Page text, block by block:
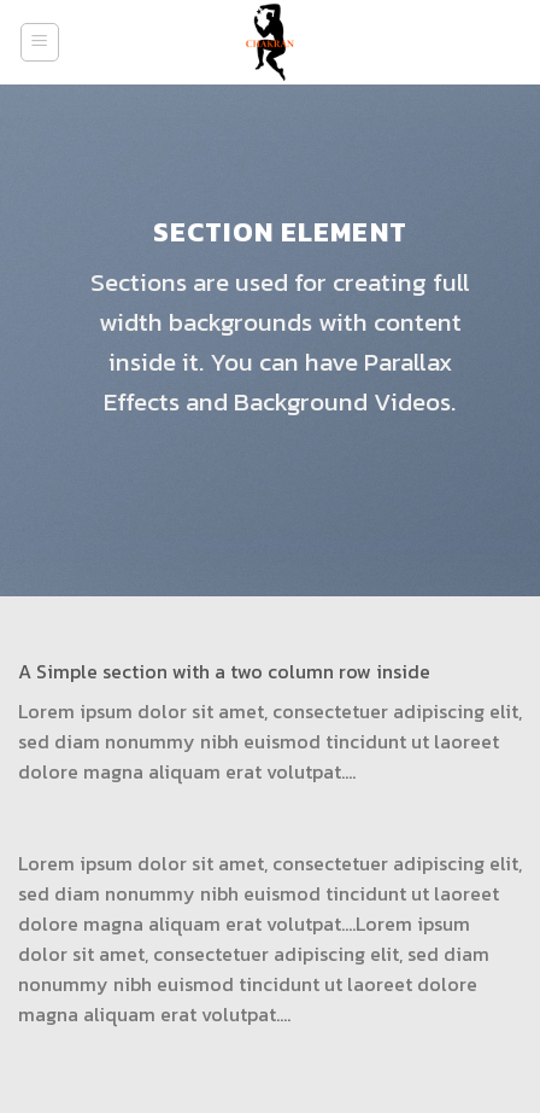
SECTION ELEMENT
Sections are used for creating full
width backgrounds with content
inside it. You can have Parallax
Effects and Background Videos.
A Simple section with a two column row inside
Lorem ipsum dolor sit amet, consectetuer adipiscing elit,
sed diam nonummy nibh euismod tincidunt ut laoreet
dolore magna aliquam erat volutpat….
Lorem ipsum dolor sit amet, consectetuer adipiscing elit,
sed diam nonummy nibh euismod tincidunt ut laoreet
dolore magna aliquam erat volutpat….Lorem ipsum
dolor sit amet, consectetuer adipiscing elit, sed diam
nonummy nibh euismod tincidunt ut laoreet dolore
magna aliquam erat volutpat….